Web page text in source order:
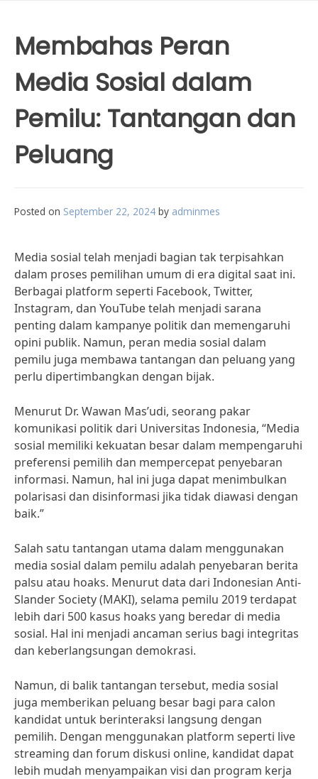
Membahas Peran
Media Sosial dalam
Pemilu: Tantangan dan
Peluang
Posted on September 22, 2024 by adminmes
Media sosial telah menjadi bagian tak terpisahkan
dalam proses pemilihan umum di era digital saat ini.
Berbagai platform seperti Facebook, Twitter,
Instagram, dan YouTube telah menjadi sarana
penting dalam kampanye politik dan memengaruhi
opini publik. Namun, peran media sosial dalam
pemilu juga membawa tantangan dan peluang yang
perlu dipertimbangkan dengan bijak.
Menurut Dr. Wawan Mas’udi, seorang pakar
komunikasi politik dari Universitas Indonesia, “Media
sosial memiliki kekuatan besar dalam mempengaruhi
preferensi pemilih dan mempercepat penyebaran
informasi. Namun, hal ini juga dapat menimbulkan
polarisasi dan disinformasi jika tidak diawasi dengan
baik.”
Salah satu tantangan utama dalam menggunakan
media sosial dalam pemilu adalah penyebaran berita
palsu atau hoaks. Menurut data dari Indonesian Anti-
Slander Society (MAKI), selama pemilu 2019 terdapat
lebih dari 500 kasus hoaks yang beredar di media
sosial. Hal ini menjadi ancaman serius bagi integritas
dan keberlangsungan demokrasi.
Namun, di balik tantangan tersebut, media sosial
juga memberikan peluang besar bagi para calon
kandidat untuk berinteraksi langsung dengan
pemilih. Dengan menggunakan platform seperti live
streaming dan forum diskusi online, kandidat dapat
lebih mudah menyampaikan visi dan program kerja